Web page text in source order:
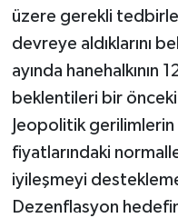
üzere gerekli
devreye aldıklarını
ayında hanehalkının
beklentileri bir
Jeopolitik gerilimlerin
fiyatlarındaki
iyileşmeyi
Dezenflasyon